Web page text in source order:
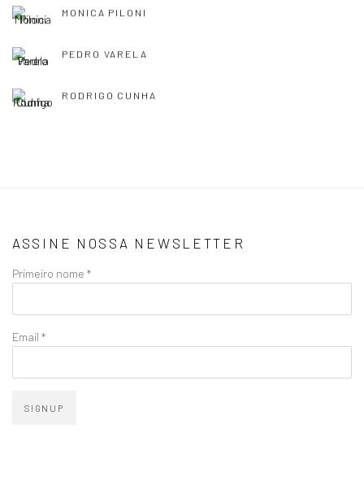
MONICA PILONI
PEDRO VARELA
RODRIGO CUNHA
ASSINE NOSSA NEWSLETTER
Primeiro nome *
Email *
SIGNUP